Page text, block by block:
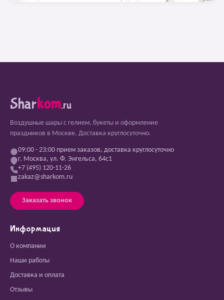
Sharkom.ru
Воздушные шары с гелием, букеты и оформление
праздников в Москве. Доставка круглосуточно.
09:00 - 23:00 прием заказов, доставка круглосуточно
г. Москва, ул. Ф. Энгельса, 64с1
+7 (495) 120-11-26
zakaz@sharkom.ru
Заказать звонок
Информация
О компании
Наши работы
Доставка и оплата
Отзывы